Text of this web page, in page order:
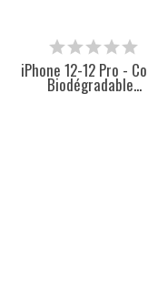
iPhone 12-12 Pro -
Biodégradable...